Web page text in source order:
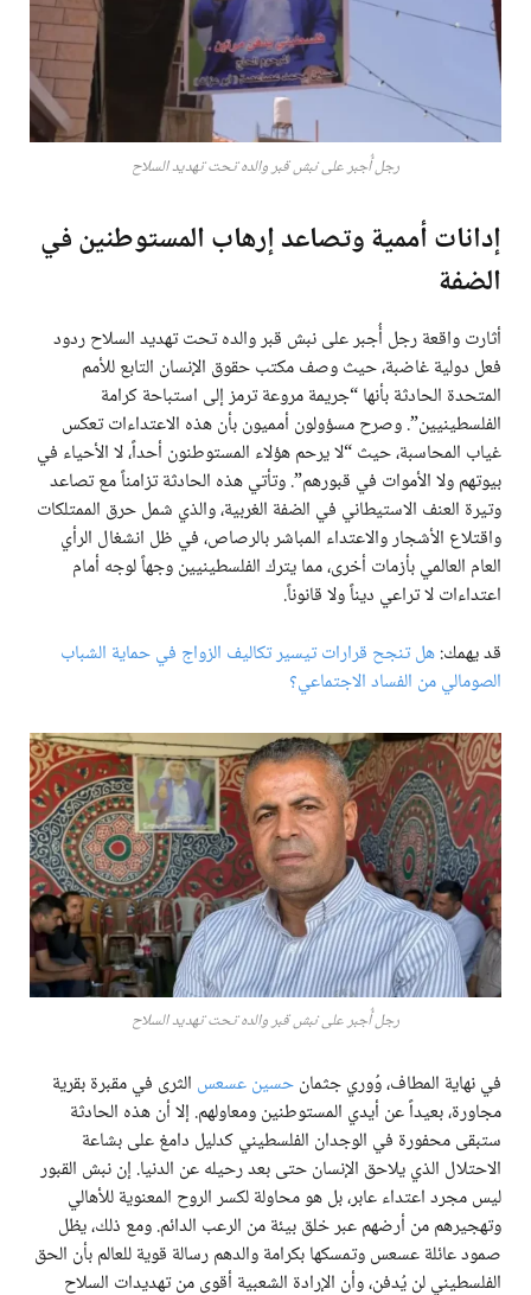
رجل أُجبر على نبش قبر والده تحت تهديد السلاح
إدانات أممية وتصاعد إرهاب المستوطنين في
الضفة
أثارت واقعة رجل أُجبر على نبش قبر والده تحت تهديد السلاح ردود
فعل دولية غاضبة، حيث وصف مكتب حقوق الإنسان التابع للأمم
المتحدة الحادثة بأنها “جريمة مروعة ترمز إلى استباحة كرامة
الفلسطينيين”. وصرح مسؤولون أمميون بأن هذه الاعتداءات تعكس
غياب المحاسبة، حيث “لا يرحم هؤلاء المستوطنون أحداً، لا الأحياء في
بيوتهم ولا الأموات في قبورهم”. وتأتي هذه الحادثة تزامناً مع تصاعد
وتيرة العنف الاستيطاني في الضفة الغربية، والذي شمل حرق الممتلكات
واقتلاع الأشجار والاعتداء المباشر بالرصاص، في ظل انشغال الرأي
العام العالمي بأزمات أخرى، مما يترك الفلسطينيين وجهاً لوجه أمام
اعتداءات لا تراعي ديناً ولا قانوناً.
قد يهمك:هل تنجح قرارات تيسير تكاليف الزواج في حماية الشباب
الصومالي من الفساد الاجتماعي؟
رجل أُجبر على نبش قبر والده تحت تهديد السلاح
في نهاية المطاف، وُوري جثمانحسين عسعس الثرى في مقبرة بقرية
مجاورة، بعيداً عن أيدي المستوطنين ومعاولهم. إلا أن هذه الحادثة
ستبقى محفورة في الوجدان الفلسطيني كدليل دامغ على بشاعة
الاحتلال الذي يلاحق الإنسان حتى بعد رحيله عن الدنيا. إن نبش القبور
ليس مجرد اعتداء عابر، بل هو محاولة لكسر الروح المعنوية للأهالي
وتهجيرهم من أرضهم عبر خلق بيئة من الرعب الدائم. ومع ذلك، يظل
صمود عائلة عسعس وتمسكها بكرامة والدهم رسالة قوية للعالم بأن الحق
الفلسطيني لن يُدفن، وأن الإرادة الشعبية أقوى من تهديدات السلاح